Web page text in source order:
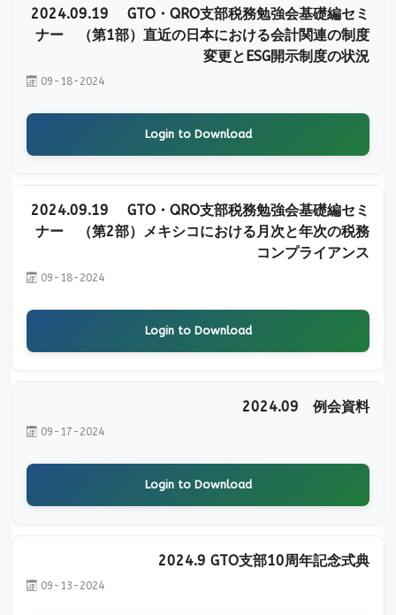
2024.09.19 GTO・QRO支部税務勉強会基礎編セミ
ナー （第1部）直近の日本における会計関連の制度
変更とESG開示制度の状況
09-18-2024
Login to Download
2024.09.19 GTO・QRO支部税務勉強会基礎編セミ
ナー （第2部）メキシコにおける月次と年次の税務
コンプライアンス
09-18-2024
Login to Download
2024.09 例会資料
09-17-2024
Login to Download
2024.9 GTO支部10周年記念式典
09-13-2024